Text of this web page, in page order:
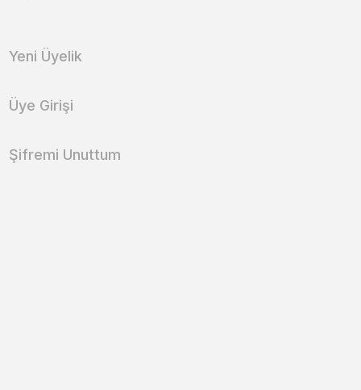
Yeni Üyelik
Üye Girişi
Şifremi Unuttum